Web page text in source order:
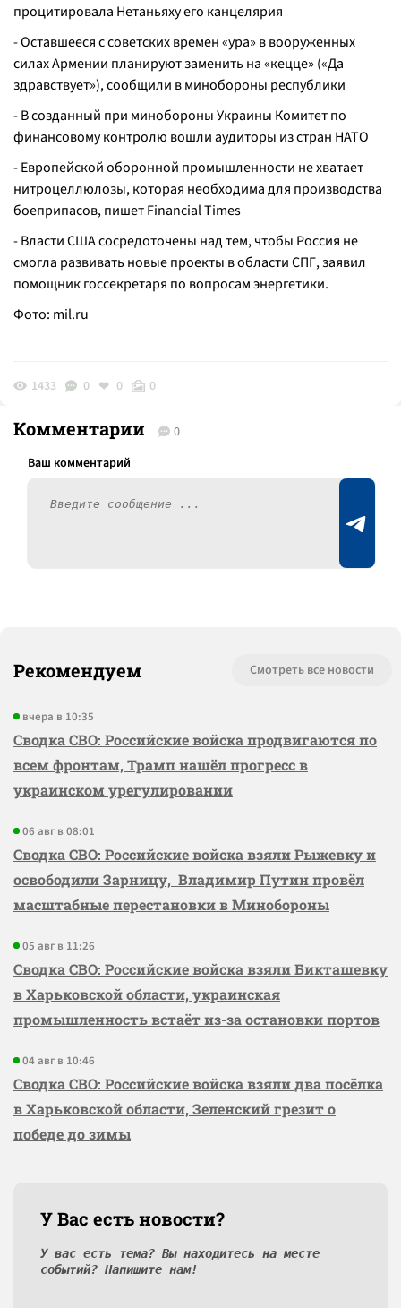
процитировала Нетаньяху его канцелярия
- Оставшееся с советских времен «ура» в вооруженных
силах Армении планируют заменить на «кецце» («Да
здравствует»), сообщили в минобороны республики
- В созданный при минобороны Украины Комитет по
финансовому контролю вошли аудиторы из стран НАТО
- Европейской оборонной промышленности не хватает
нитроцеллюлозы, которая необходима для производства
боеприпасов, пишет Financial Times
- Власти США сосредоточены над тем, чтобы Россия не
смогла развивать новые проекты в области СПГ, заявил
помощник госсекретаря по вопросам энергетики.
Фото: mil.ru
1433 0 0 0
Комментарии 0
Рекомендуем Смотреть все новости
вчера в 10:35
Сводка СВО: Российские войска продвигаются по
всем фронтам, Трамп нашёл прогресс в
украинском урегулировании
06 авг в 08:01
Сводка СВО: Российские войска взяли Рыжевку и
освободили Зарницу, Владимир Путин провёл
масштабные перестановки в Минобороны
05 авг в 11:26
Сводка СВО: Российские войска взяли Бикташевку
в Харьковской области, украинская
промышленность встаёт из-за остановки портов
04 авг в 10:46
Сводка СВО: Российские войска взяли два посёлка
в Харьковской области, Зеленский грезит о
победе до зимы
У Вас есть новости?
У вас есть тема? Вы находитесь на месте
событий? Напишите нам!